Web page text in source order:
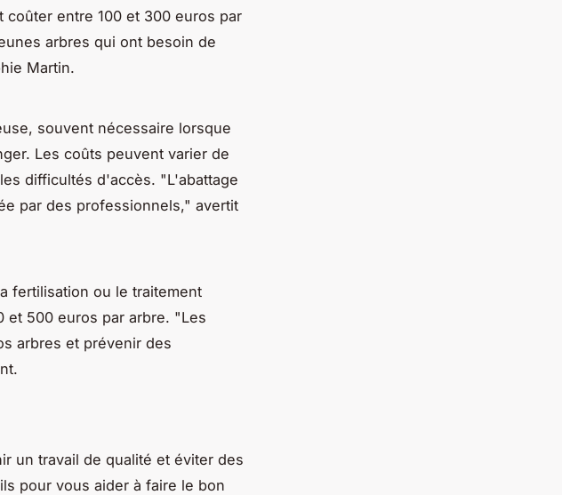
entre 100 et 300 euros par
arbres qui ont besoin de
Martin.
souvent nécessaire lorsque
Les coûts peuvent varier de
difficultés d'accès. "L'abattage
par des professionnels," avertit
fertilisation ou le traitement
et 500 euros par arbre. "Les
arbres et prévenir des
un travail de qualité et éviter des
pour vous aider à faire le bon